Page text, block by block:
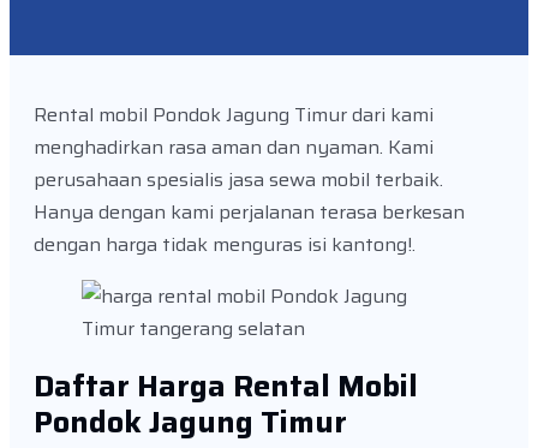
Rental mobil Pondok Jagung Timur dari kami
menghadirkan rasa aman dan nyaman. Kami
perusahaan spesialis jasa sewa mobil terbaik.
Hanya dengan kami perjalanan terasa berkesan
dengan harga tidak menguras isi kantong!.
Daftar Harga Rental Mobil
Pondok Jagung Timur